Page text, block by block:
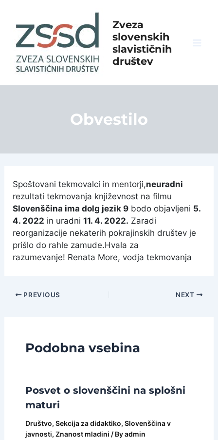
content
Zveza
slovenskih
slavističnih
društev
Obvestilo
Spoštovani tekmovalci in mentorji,neuradni
rezultati tekmovanja književnost na filmu
Slovenščina ima dolg jezik 9 bodo objavljeni 5.
4. 2022 in uradni11. 4. 2022. Zaradi
reorganizacije nekaterih pokrajinskih društev je
prišlo do rahle zamude.Hvala za
razumevanje! Renata More, vodja tekmovanja
PostPREVIOUS NEXT
Podobna vsebina
Posvet o slovenščini na splošni
maturi
Društvo, Sekcija za didaktiko, Slovenščina v
javnosti, Znanost mladini / Byadmin